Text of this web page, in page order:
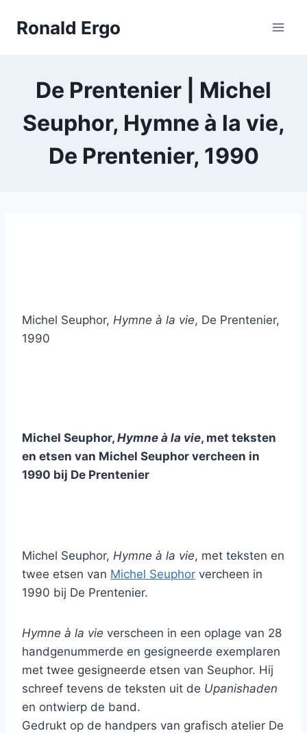
naarRonald Ergo
De Prentenier | Michel
Seuphor, Hymne à la vie,
De Prentenier, 1990
Michel Seuphor, Hymne à la vie, De Prentenier,
1990
Michel Seuphor, Hymne à la vie, met teksten
en etsen van Michel Seuphor vercheen in
1990 bij De Prentenier
Michel Seuphor, Hymne à la vie, met teksten en
twee etsen van Michel Seuphor vercheen in
1990 bij De Prentenier.
Hymne à la vie verscheen in een oplage van 28
handgenummerde en gesigneerde exemplaren
met twee gesigneerde etsen van Seuphor. Hij
schreef tevens de teksten uit de Upanishaden
en ontwierp de band.
Gedrukt op de handpers van grafisch atelier De